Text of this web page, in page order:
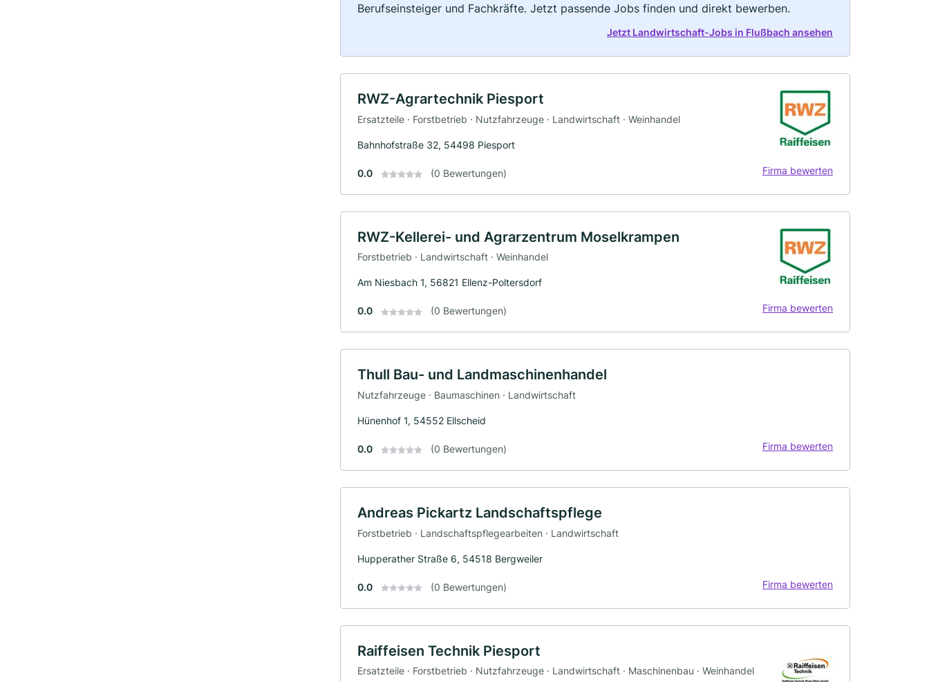
Berufseinsteiger und Fachkräfte. Jetzt passende Jobs finden und direkt bewerben.
Jetzt Landwirtschaft-Jobs in Flußbach ansehen
RWZ-Agrartechnik Piesport
Ersatzteile · Forstbetrieb · Nutzfahrzeuge · Landwirtschaft · Weinhandel
Bahnhofstraße 32, 54498 Piesport
0.0 (0 Bewertungen) Firma bewerten
RWZ-Kellerei- und Agrarzentrum Moselkrampen
Forstbetrieb · Landwirtschaft · Weinhandel
Am Niesbach 1, 56821 Ellenz-Poltersdorf
0.0 (0 Bewertungen) Firma bewerten
Thull Bau- und Landmaschinenhandel
Nutzfahrzeuge · Baumaschinen · Landwirtschaft
Hünenhof 1, 54552 Ellscheid
0.0 (0 Bewertungen) Firma bewerten
Andreas Pickartz Landschaftspflege
Forstbetrieb · Landschaftspflegearbeiten · Landwirtschaft
Hupperather Straße 6, 54518 Bergweiler
0.0 (0 Bewertungen) Firma bewerten
Raiffeisen Technik Piesport
Ersatzteile · Forstbetrieb · Nutzfahrzeuge · Landwirtschaft · Maschinenbau · Weinhandel